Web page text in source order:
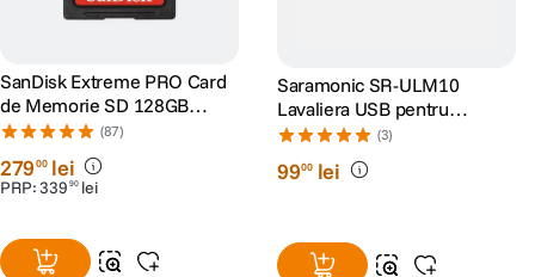
SanDisk Extreme PRO Card
de Memorie SD 128GB
SDXC UHS-I Class 10 U3 V30
+ 2 Ani RescuePRO Deluxe
(87)
27900 lei
PRP:339 90 lei
Saramonic SR-ULM10
Lavaliera USB pentru
PC/Mac
(3)
9900 lei